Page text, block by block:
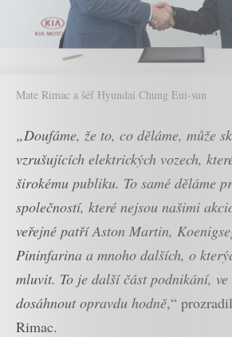
Mate Rimac a šéf Hyundai Chung Eui-sun
„Doufáme, že to, co děláme, může
vzrušujících elektrických vozech,
širokému publiku. To samé děláme
společností, které nejsou našimi
veřejné patří Aston Martin,
Pininfarina a mnoho dalších, o
mluvit. To je další část podnikání,
dosáhnout opravdu hodně,“
Rimac.